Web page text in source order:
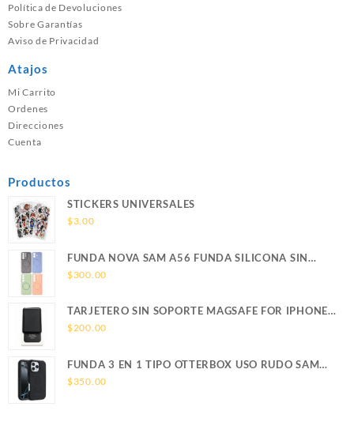
Política de Devoluciones
Sobre Garantías
Aviso de Privacidad
Atajos
Mi Carrito
Ordenes
Direcciones
Cuenta
Productos
STICKERS UNIVERSALES
$3.00
FUNDA NOVA SAM A56 FUNDA SILICONA SIN
SOPORTE MAGNETICO SAMSUNG
$300.00
TARJETERO SIN SOPORTE MAGSAFE FOR IPHONE
LEATHER WALLET MAGSAFE
$200.00
FUNDA 3 EN 1 TIPO OTTERBOX USO RUDO SAM
S26 ULTRA SAMSUNG S26 ULTRA
$350.00